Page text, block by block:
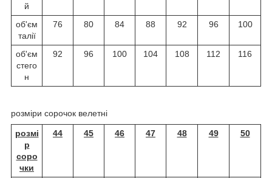
й
об'єм
талії
76 80 84 88 92 96 100
об'єм
стего
н
92 96 100 104 108 112 116
розміри сорочок велетні
розмі
р
соро
чки
44 45 46 47 48 49 50